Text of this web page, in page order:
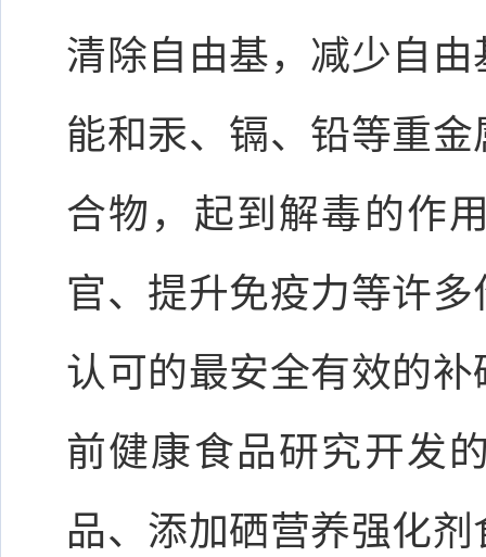
清除自由基，减少自
能和汞、镉、铅等重
合物，起到解毒的作
官、提升免疫力等许
认可的最安全有效的
前健康食品研究开发
品、添加硒营养强化